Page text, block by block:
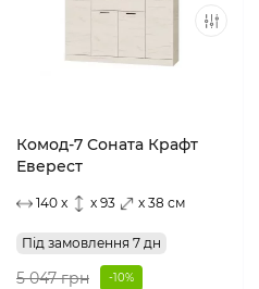
Комод-7 Соната Крафт
Еверест
140 x x 93 x 38 см
Під замовлення 7 дн
5 047 грн -10%